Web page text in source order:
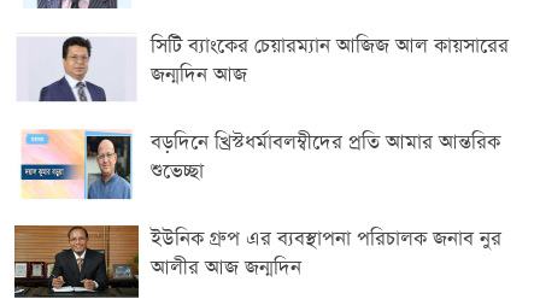
সিটি ব্যাংকের চেয়ারম্যান আজিজ আল কায়সারের
জন্মদিন আজ
বড়দিনে খ্রিস্টধর্মাবলম্বীদের প্রতি আমার আন্তরিক
শুভেচ্ছা
ইউনিক গ্রুপ এর ব্যবস্থাপনা পরিচালক জনাব নুর
আলীর আজ জন্মদিন